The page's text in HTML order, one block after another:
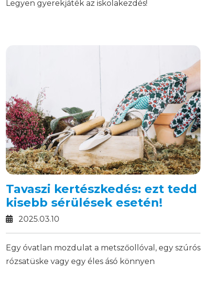
Legyen gyerekjáték az iskolakezdés!
Tavaszi kertészkedés: ezt tedd
kisebb sérülések esetén!
2025.03.10
Egy óvatlan mozdulat a metszőollóval, egy szúrós
rózsatüske vagy egy éles ásó könnyen